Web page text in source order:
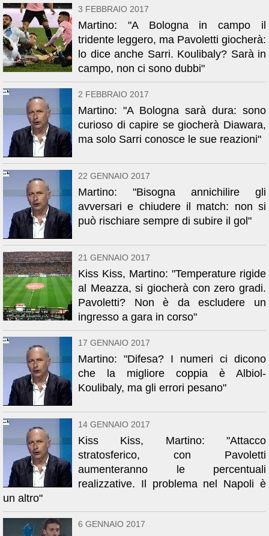
3 FEBBRAIO 2017
Martino: "A Bologna in campo il
tridente leggero, ma Pavoletti giocherà:
lo dice anche Sarri. Koulibaly? Sarà in
campo, non ci sono dubbi"
2 FEBBRAIO 2017
Martino: "A Bologna sarà dura: sono
curioso di capire se giocherà Diawara,
ma solo Sarri conosce le sue reazioni"
22 GENNAIO 2017
Martino: "Bisogna annichilire gli
avversari e chiudere il match: non si
può rischiare sempre di subire il gol"
21 GENNAIO 2017
Kiss Kiss, Martino: "Temperature rigide
al Meazza, si giocherà con zero gradi.
Pavoletti? Non è da escludere un
ingresso a gara in corso"
17 GENNAIO 2017
Martino: "Difesa? I numeri ci dicono
che la migliore coppia è Albiol-
Koulibaly, ma gli errori pesano"
14 GENNAIO 2017
Kiss Kiss, Martino: "Attacco
stratosferico, con Pavoletti
aumenteranno le percentuali
realizzative. Il problema nel Napoli è
un altro"
6 GENNAIO 2017